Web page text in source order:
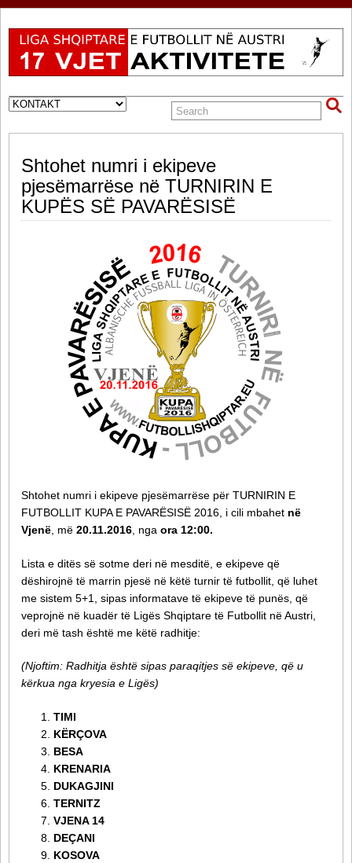
Shtohet numri i ekipeve
pjesëmarrëse në TURNIRIN E
KUPËS SË PAVARËSISË
Shtohet numri i ekipeve pjesëmarrëse për TURNIRIN E
FUTBOLLIT KUPA E PAVARËSISË 2016, i cili mbahet në
Vjenë , më 20.11.2016 , nga ora 12:00.
Lista e ditës së sotme deri në mesditë, e ekipeve që
dëshirojnë të marrin pjesë në këtë turnir të futbollit, që luhet
me sistem 5+1, sipas informatave të ekipeve të punës, që
veprojnë në kuadër të Ligës Shqiptare të Futbollit në Austri,
deri më tash është me këtë radhitje:
(Njoftim: Radhitja është sipas paraqitjes së ekipeve, që u
kërkua nga kryesia e Ligës)
TIMI
KËRÇOVA
BESA
KRENARIA
DUKAGJINI
TERNITZ
VJENA 14
DEÇANI
KOSOVA